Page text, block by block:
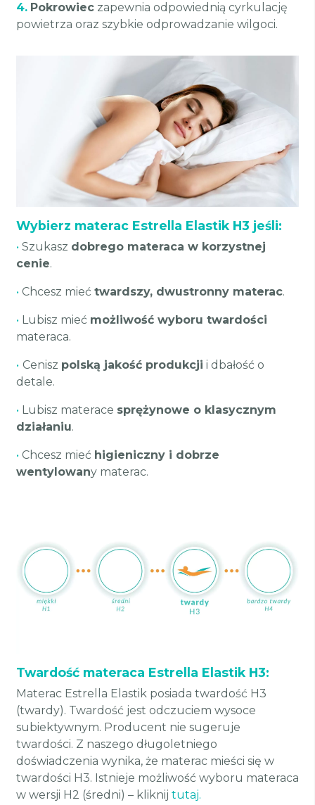
4. Pokrowiec zapewnia odpowiednią cyrkulację
powietrza oraz szybkie odprowadzanie wilgoci.
Wybierz materac Estrella Elastik H3 jeśli:
• Szukasz dobrego materaca w korzystnej
cenie.
• Chcesz mieć twardszy, dwustronny materac.
• Lubisz mieć możliwość wyboru twardości
materaca.
• Cenisz polską jakość produkcji i dbałość o
detale.
• Lubisz materace sprężynowe o klasycznym
działaniu.
• Chcesz mieć higieniczny i dobrze
wentylowany materac.
Twardość materaca Estrella Elastik H3:
Materac Estrella Elastik posiada twardość H3
(twardy). Twardość jest odczuciem wysoce
subiektywnym. Producent nie sugeruje
twardości. Z naszego długoletniego
doświadczenia wynika, że materac mieści się w
twardości H3. Istnieje możliwość wyboru materaca
w wersji H2 (średni) – kliknij tutaj.